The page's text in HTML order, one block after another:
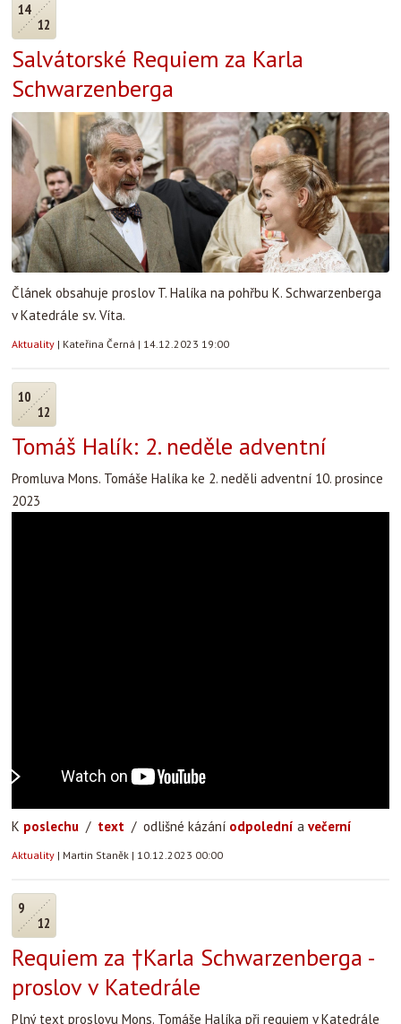
14
12
Salvátorské Requiem za Karla
Schwarzenberga
Článek obsahuje proslov T. Halíka na pohřbu K. Schwarzenberga
v Katedrále sv. Víta.
Aktuality | Kateřina Černá | 14.12.2023 19:00
10
12
Tomáš Halík: 2. neděle adventní
Promluva Mons. Tomáše Halíka ke 2. neděli adventní 10. prosince
2023
K poslechu / text / odlišné kázání odpolední a večerní
Aktuality | Martin Staněk | 10.12.2023 00:00
9
12
Requiem za †Karla Schwarzenberga -
proslov v Katedrále
Plný text proslovu Mons. Tomáše Halíka při requiem v Katedrále